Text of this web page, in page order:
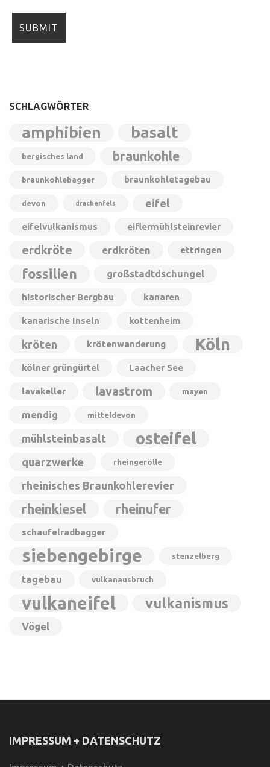
SCHLAGWÖRTER
amphibien basalt
bergisches land braunkohle
braunkohlebagger braunkohletagebau
devon drachenfels eifel
eifelvulkanismus eiflermühlsteinrevier
erdkröte erdkröten ettringen
fossilien großstadtdschungel
historischer Bergbau kanaren
kanarische Inseln kottenheim
kröten krötenwanderung Köln
kölner grüngürtel Laacher See
lavakeller lavastrom mayen
mendig mitteldevon
mühlsteinbasalt osteifel
quarzwerke rheingerölle
rheinisches Braunkohlerevier
rheinkiesel rheinufer
schaufelradbagger
siebengebirge stenzelberg
tagebau vulkanausbruch
vulkaneifel vulkanismus
Vögel
IMPRESSUM + DATENSCHUTZ